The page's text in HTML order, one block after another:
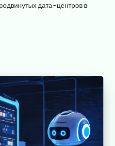
дата-центров в